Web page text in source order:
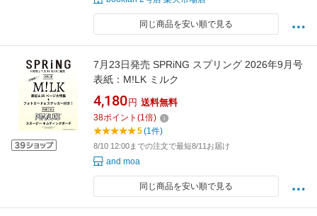
同じ商品を安い順で見る
7月23日発売 SPRiNG スプリング 2026年9月号
表紙：M!LK ミルク
4,180 円 送料無料
38ポイント (1倍)
5(1件)
8/10 12:00までの注文で最短8/11お届け
and moa
同じ商品を安い順で見る